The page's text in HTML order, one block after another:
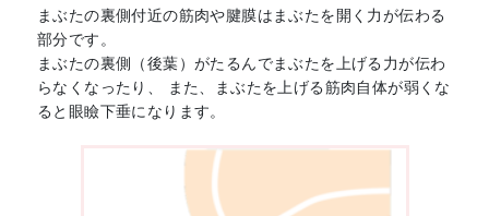
まぶたの裏側付近の筋肉や腱膜はまぶたを開く力が伝わる
部分です。
まぶたの裏側（後葉）がたるんでまぶたを上げる力が伝わ
らなくなったり、 また、まぶたを上げる筋肉自体が弱くな
ると眼瞼下垂になります。